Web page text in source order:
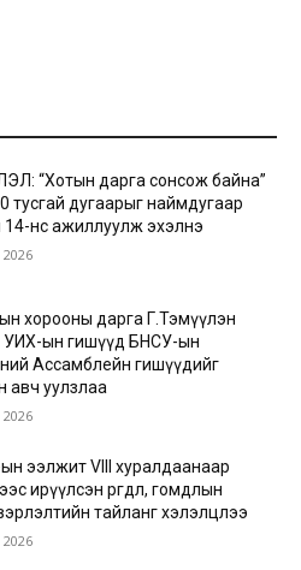
“Хотын дарга сонсож байна”
тусгай дугаарыг наймдугаар
нөөс ажиллуулж эхэлнэ
2026
хорооны дарга Г.Тэмүүлэн
УИХ-ын гишүүд БНСУ-ын
Ассамблейн гишүүдийг
авч уулзлаа
2026
ээлжит VIII хуралдаанаар
ирүүлсэн өргөдөл, гомдлын
тайланг хэлэлцлээ
2026